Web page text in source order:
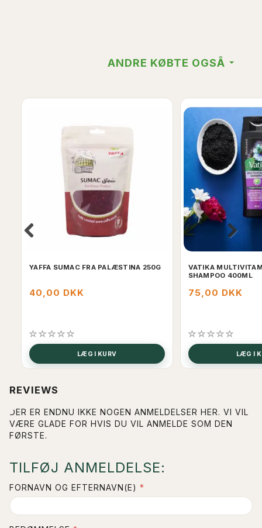
ANDRE KØBTE OGSÅ
YAFFA SUMAC FRA PALÆSTINA 250G
40,00 DKK
LÆG I KURV
VATIKA
SHAMPOO 400ML
75,00 DKK
LÆG I
REVIEWS
DER ER ENDNU IKKE NOGEN ANMELDELSER HER. VI VIL
VÆRE GLADE FOR HVIS DU VIL ANMELDE SOM DEN
FØRSTE.
TILFØJ ANMELDELSE:
FORNAVN OG EFTERNAVN(E)